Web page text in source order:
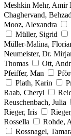
Meshkin Mehr, Amir
Chaghervand, Behzad
Mooz, Alexandra
Müller, Sigrid
Müller-Malina,
Neumeister, Dr.
Thomas
Ott,
Pfeiffer, Man
Plath, Karin
Raab, Cheryl
Reuschenbach, Julia
Rieger, Iris
Rossella
Rohde,
Rossnagel,